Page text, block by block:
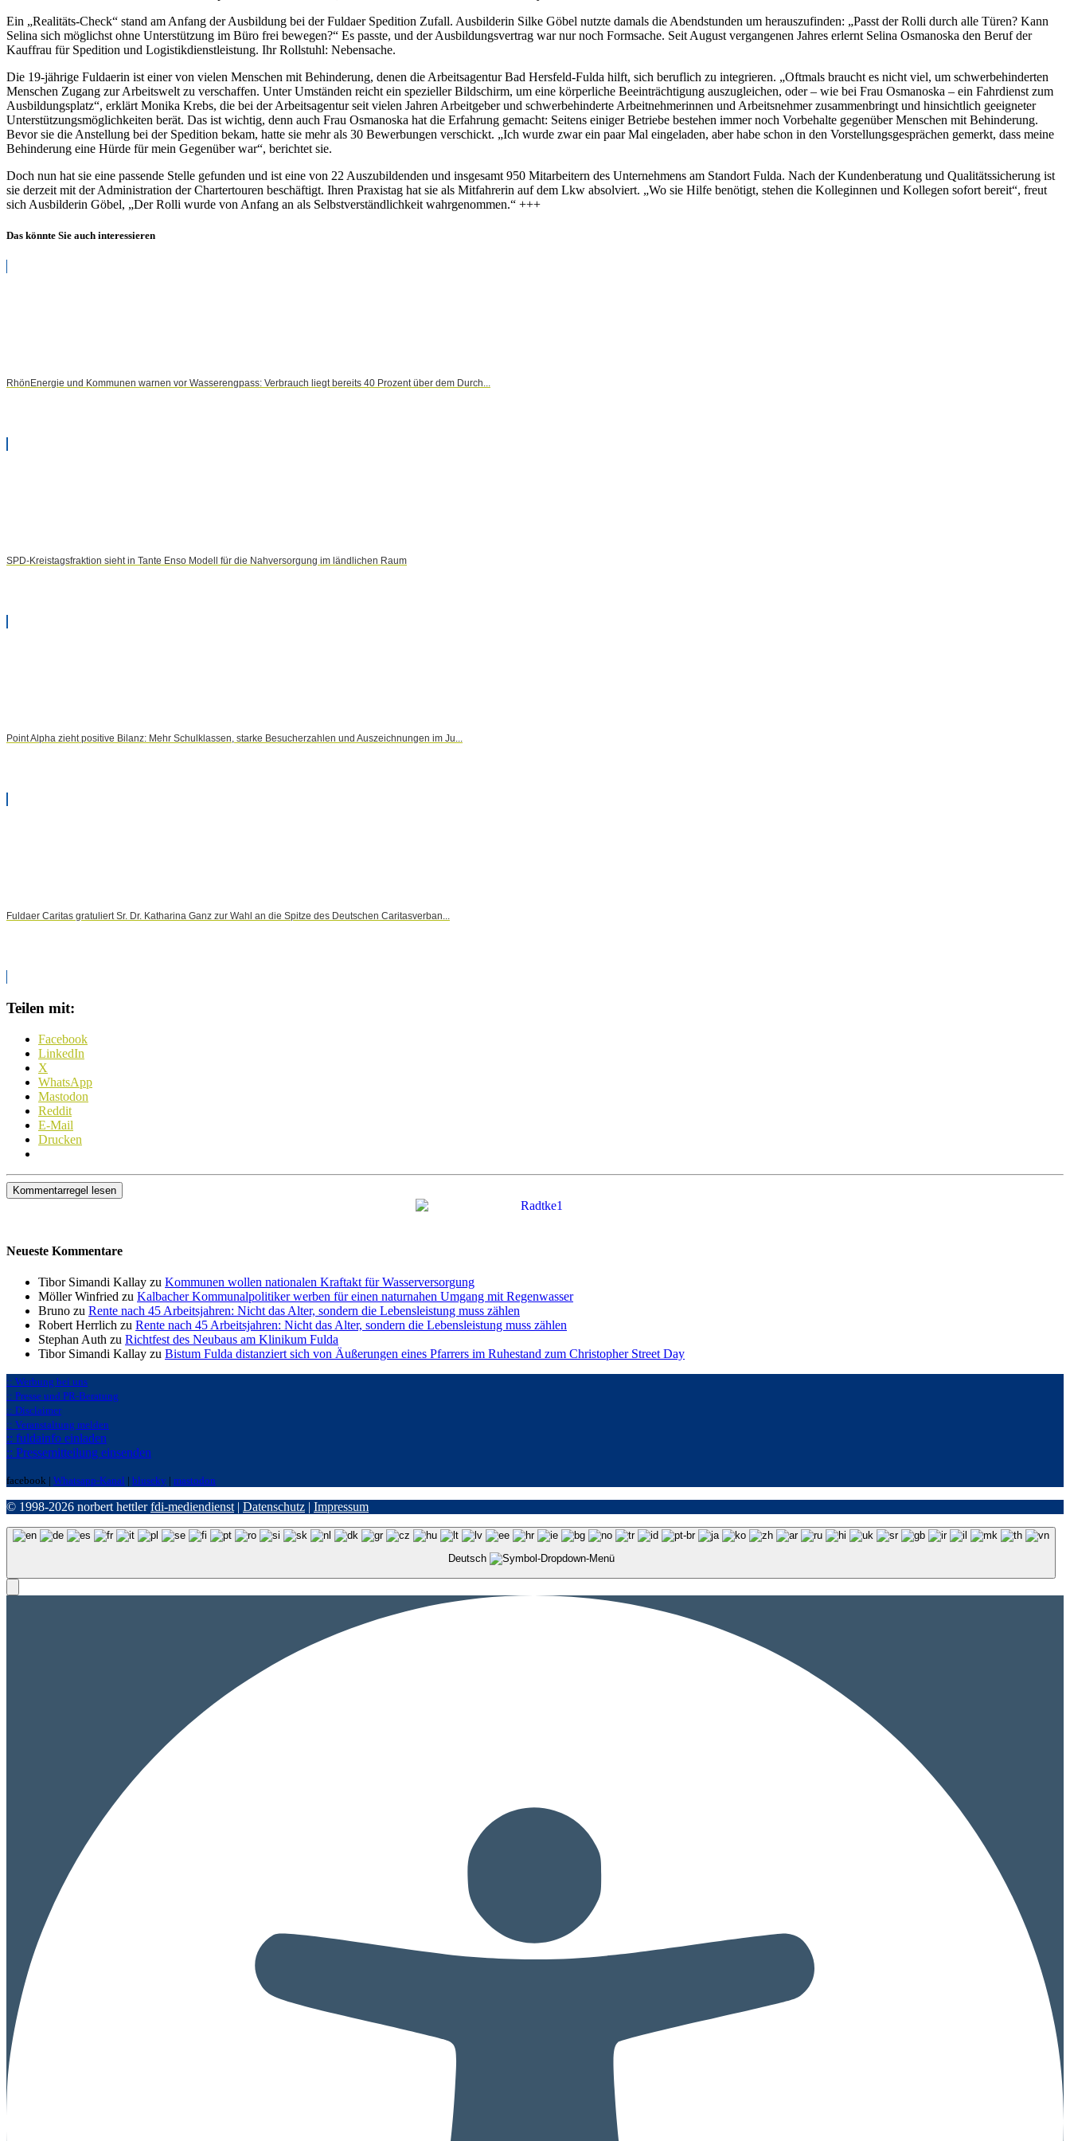
Rolli
Ein „Realitäts-Check“ stand am Anfang der Ausbildung bei der Fuldaer Spedition Zufall. Ausbilderin Silke Göbel nutzte damals die Abendstunden um herauszufinden: „Passt der Rolli durch alle Türen? Kann
Selina sich möglichst ohne Unterstützung im Büro frei bewegen?“ Es passte, und der Ausbildungsvertrag war nur noch Formsache. Seit August vergangenen Jahres erlernt Selina Osmanoska den Beruf der
Kauffrau für Spedition und Logistikdienstleistung. Ihr Rollstuhl: Nebensache.
Die 19-jährige Fuldaerin ist einer von vielen Menschen mit Behinderung, denen die Arbeitsagentur Bad Hersfeld-Fulda hilft, sich beruflich zu integrieren. „Oftmals braucht es nicht viel, um schwerbehinderten
Menschen Zugang zur Arbeitswelt zu verschaffen. Unter Umständen reicht ein spezieller Bildschirm, um eine körperliche Beeinträchtigung auszugleichen, oder – wie bei Frau Osmanoska – ein Fahrdienst zum
Ausbildungsplatz“, erklärt Monika Krebs, die bei der Arbeitsagentur seit vielen Jahren Arbeitgeber und schwerbehinderte Arbeitnehmerinnen und Arbeitsnehmer zusammenbringt und hinsichtlich geeigneter
Unterstützungsmöglichkeiten berät. Das ist wichtig, denn auch Frau Osmanoska hat die Erfahrung gemacht: Seitens einiger Betriebe bestehen immer noch Vorbehalte gegenüber Menschen mit Behinderung.
Bevor sie die Anstellung bei der Spedition bekam, hatte sie mehr als 30 Bewerbungen verschickt. „Ich wurde zwar ein paar Mal eingeladen, aber habe schon in den Vorstellungsgesprächen gemerkt, dass meine
Behinderung eine Hürde für mein Gegenüber war“, berichtet sie.
Doch nun hat sie eine passende Stelle gefunden und ist eine von 22 Auszubildenden und insgesamt 950 Mitarbeitern des Unternehmens am Standort Fulda. Nach der Kundenberatung und Qualitätssicherung ist
sie derzeit mit der Administration der Chartertouren beschäftigt. Ihren Praxistag hat sie als Mitfahrerin auf dem Lkw absolviert. „Wo sie Hilfe benötigt, stehen die Kolleginnen und Kollegen sofort bereit“, freut
sich Ausbilderin Göbel, „Der Rolli wurde von Anfang an als Selbstverständlichkeit wahrgenommen.“ +++
Das könnte Sie auch interessieren
RhönEnergie und Kommunen warnen vor Wasserengpass: Verbrauch liegt bereits 40 Prozent über dem Durch...
SPD-Kreistagsfraktion sieht in Tante Enso Modell für die Nahversorgung im ländlichen Raum
Point Alpha zieht positive Bilanz: Mehr Schulklassen, starke Besucherzahlen und Auszeichnungen im Ju...
Fuldaer Caritas gratuliert Sr. Dr. Katharina Ganz zur Wahl an die Spitze des Deutschen Caritasverban...
Teilen mit:
Facebook
LinkedIn
X
WhatsApp
Mastodon
Reddit
E-Mail
Drucken
Kommentarregel lesen
Neueste Kommentare
Tibor Simandi Kallay zu Kommunen wollen nationalen Kraftakt für Wasserversorgung
Möller Winfried zu Kalbacher Kommunalpolitiker werben für einen naturnahen Umgang mit Regenwasser
Bruno zu Rente nach 45 Arbeitsjahren: Nicht das Alter, sondern die Lebensleistung muss zählen
Robert Herrlich zu Rente nach 45 Arbeitsjahren: Nicht das Alter, sondern die Lebensleistung muss zählen
Stephan Auth zu Richtfest des Neubaus am Klinikum Fulda
Tibor Simandi Kallay zu Bistum Fulda distanziert sich von Äußerungen eines Pfarrers im Ruhestand zum Christopher Street Day
:: Werbung bei uns
:: Presse und PR-Beratung
:: Disclaimer
:: Veranstaltung melden
:: fuldainfo einladen
:: Pressemitteilung einsenden
facebook | Whatsapp-Kanal | bluseky | mastodon
© 1998-2026 norbert hettlerfdi-mediendienst | Datenschutz | Impressum
Deutsch